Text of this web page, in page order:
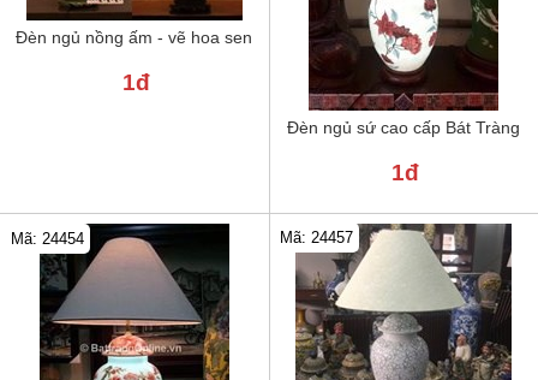
Đèn ngủ nồng ấm - vẽ hoa sen
1đ
Đèn ngủ sứ cao cấp Bát Tràng
1đ
Mã: 24454 Mã: 24457